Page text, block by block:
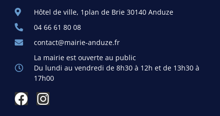
Hôtel de ville, 1plan de Brie 30140 Anduze
04 66 61 80 08
contact@mairie-anduze.fr
La mairie est ouverte au public
Du lundi au vendredi de 8h30 à 12h et de 13h30 à
17h00